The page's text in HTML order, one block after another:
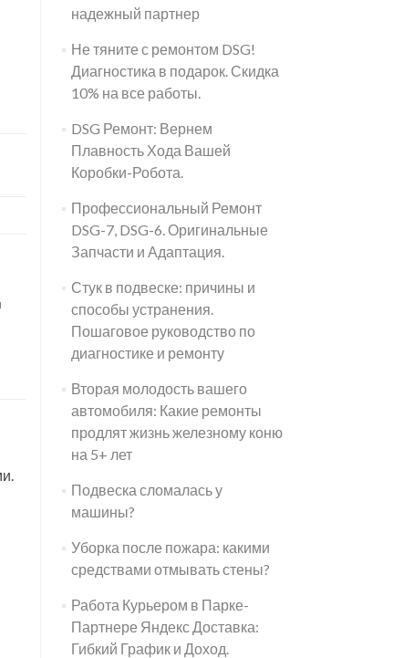
надежный партнер
Не тяните с ремонтом DSG!
Диагностика в подарок. Скидка
10% на все работы.
DSG Ремонт: Вернем
Плавность Хода Вашей
Коробки-Робота.
Профессиональный Ремонт
DSG-7, DSG-6. Оригинальные
Запчасти и Адаптация.
Стук в подвеске: причины и
способы устранения.
Пошаговое руководство по
диагностике и ремонту
Вторая молодость вашего
автомобиля: Какие ремонты
продлят жизнь железному коню
на 5+ лет
Подвеска сломалась у
машины?
Уборка после пожара: какими
средствами отмывать стены?
Работа Курьером в Парке-
Партнере Яндекс Доставка:
Гибкий График и Доход.